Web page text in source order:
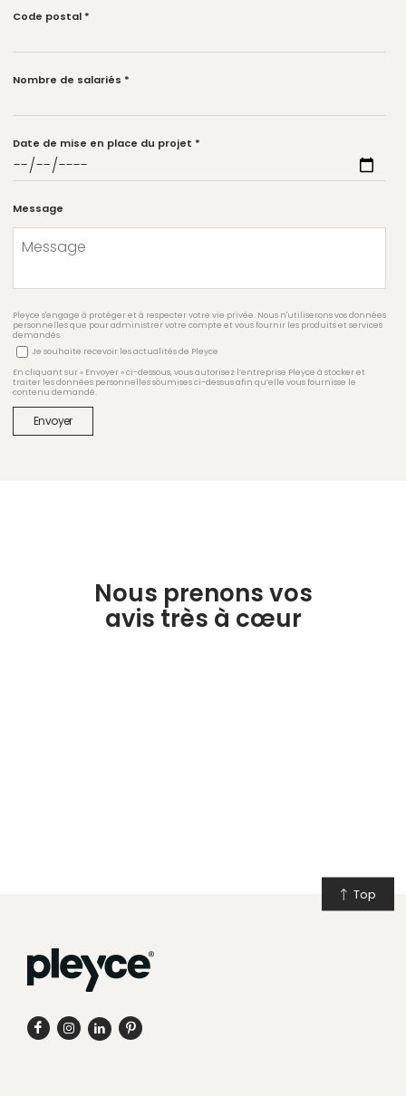
Code postal *
Nombre de salariés *
Date de mise en place du projet *
Message
Pleyce s'engage à protéger et à respecter votre vie privée. Nous n'utiliserons vos données
personnelles que pour administrer votre compte et vous fournir les produits et services
demandés.
Je souhaite recevoir les actualités de Pleyce
En cliquant sur « Envoyer » ci-dessous, vous autorisez l’entreprise Pleyce à stocker et
traiter les données personnelles soumises ci-dessus afin qu’elle vous fournisse le
contenu demandé.
Nous prenons vos
avis très à cœur
Top